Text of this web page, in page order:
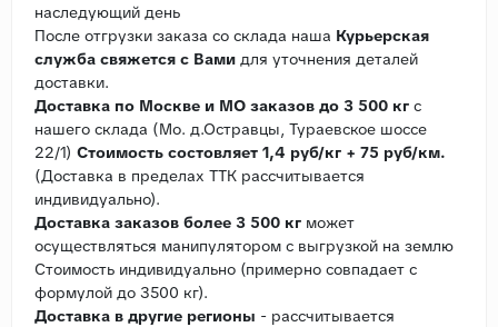
наследующий день
После отгрузки заказа со склада наша Курьерская
служба свяжется с Вами для уточнения деталей
доставки.
Доставка по Москве и МО заказов до 3 500 кг с
нашего склада (Мо. д.Остравцы, Тураевское шоссе
22/1) Стоимость состовляет 1,4 руб/кг + 75 руб/км.
(Доставка в пределах ТТК рассчитывается
индивидуально).
Доставка заказов более 3 500 кг может
осуществляться манипулятором с выгрузкой на землю
Стоимость индивидуально (примерно совпадает с
формулой до 3500 кг).
Доставка в другие регионы - рассчитывается